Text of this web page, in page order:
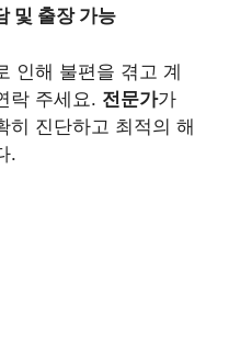
및 출장 가능
인해 불편을 겪고 계
락 주세요. 전문가가
히 진단하고 최적의 해
.